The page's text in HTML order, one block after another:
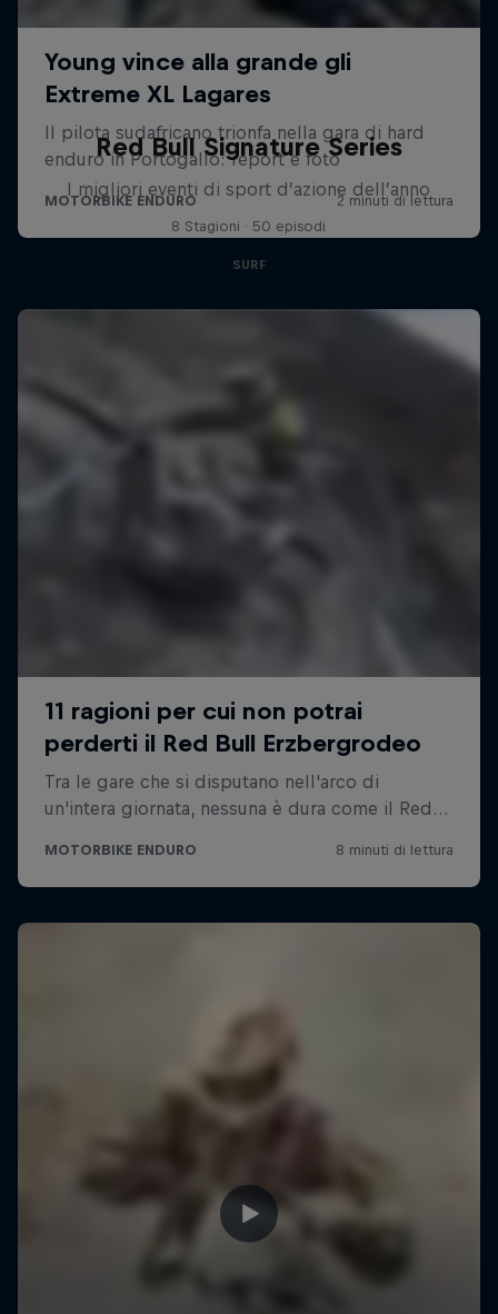
Red Bull Signature Series
I migliori eventi di sport d’azione dell’anno
8 Stagioni · 50 episodi
SURF